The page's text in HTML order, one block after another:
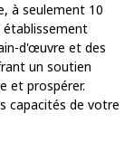
à seulement 10
établissement
d'œuvre et des
un soutien
et prospérer.
capacités de votre